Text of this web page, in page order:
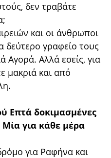
δεν τραβάτε
και οι άνθρωποι
δεύτερο γραφείο τους
Αγορά. Αλλά εσείς, για
μακριά και από
Επτά δοκιμασμένες
για κάθε μέρα
για Ραφήνα και